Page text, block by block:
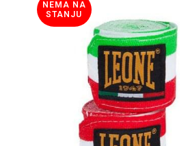
NEMA NA
STANJU